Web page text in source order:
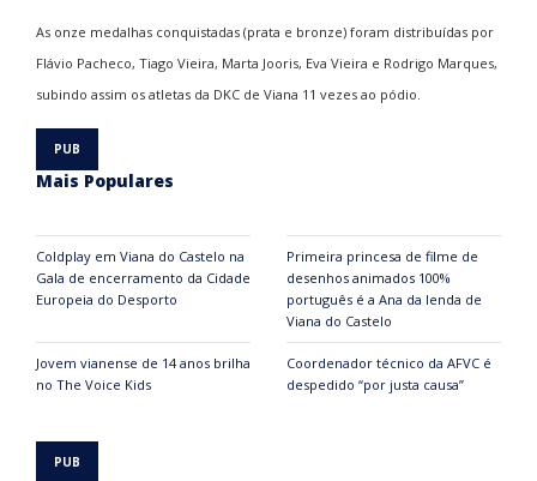
As onze medalhas conquistadas (prata e bronze) foram distribuídas por
Flávio Pacheco, Tiago Vieira, Marta Jooris, Eva Vieira e Rodrigo Marques,
subindo assim os atletas da DKC de Viana 11 vezes ao pódio.
Mais Populares
Coldplay em Viana do Castelo na
Gala de encerramento da Cidade
Europeia do Desporto
Primeira princesa de filme de
desenhos animados 100%
português é a Ana da lenda de
Viana do Castelo
Jovem vianense de 14 anos brilha
no The Voice Kids
Coordenador técnico da AFVC é
despedido “por justa causa”